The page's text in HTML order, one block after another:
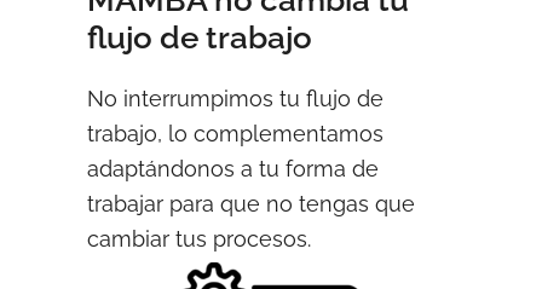
flujo de trabajo
No interrumpimos tu flujo de
trabajo, lo complementamos
adaptándonos a tu forma de
trabajar para que no tengas que
cambiar tus procesos.